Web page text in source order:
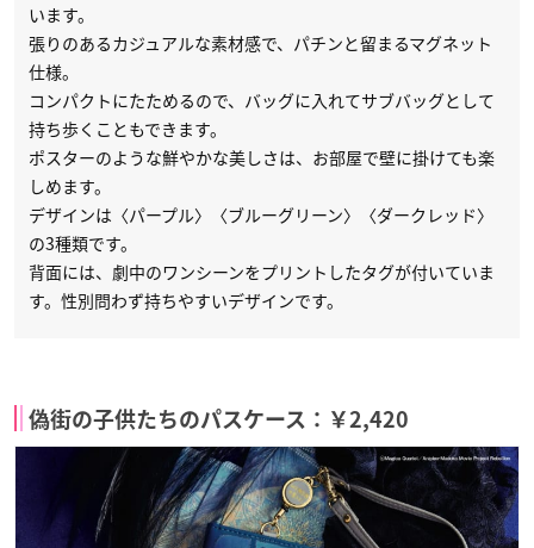
います。
張りのあるカジュアルな素材感で、パチンと留まるマグネット
仕様。
コンパクトにたためるので、バッグに入れてサブバッグとして
持ち歩くこともできます。
ポスターのような鮮やかな美しさは、お部屋で壁に掛けても楽
しめます。
デザインは〈パープル〉〈ブルーグリーン〉〈ダークレッド〉
の3種類です。
背面には、劇中のワンシーンをプリントしたタグが付いていま
す。性別問わず持ちやすいデザインです。
偽街の子供たちのパスケース：￥2,420